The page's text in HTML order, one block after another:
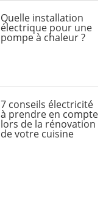
Quelle installation
électrique pour une
pompe à chaleur ?
7 conseils électricité
à prendre en compte
lors de la rénovation
de votre cuisine